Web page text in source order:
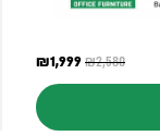
₪2,580
המחיר₪1,999
המחיר
₪1,999.